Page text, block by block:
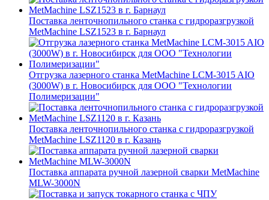
Поставка ленточнопильного станка c гидроразгрузкой
MetMachine LSZ1523 в г. Барнаул
Отгрузка лазерного станка MetMachine LCM-3015 AIO
(3000W) в г. Новосибирск для ООО "Технологии
Полимеризации"
Поставка ленточнопильного станка c гидроразгрузкой
MetMachine LSZ1120 в г. Казань
Поставка аппарата ручной лазерной сварки MetMachine
MLW-3000N